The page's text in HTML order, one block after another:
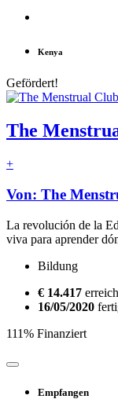
Kenya
Gefördert!
The
+
Von: The
La revolución de la
viva para aprender
Bildung
€ 14.417
16/05/2020
111% Finanziert
Empfangen